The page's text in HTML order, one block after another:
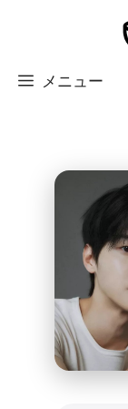
メニュー